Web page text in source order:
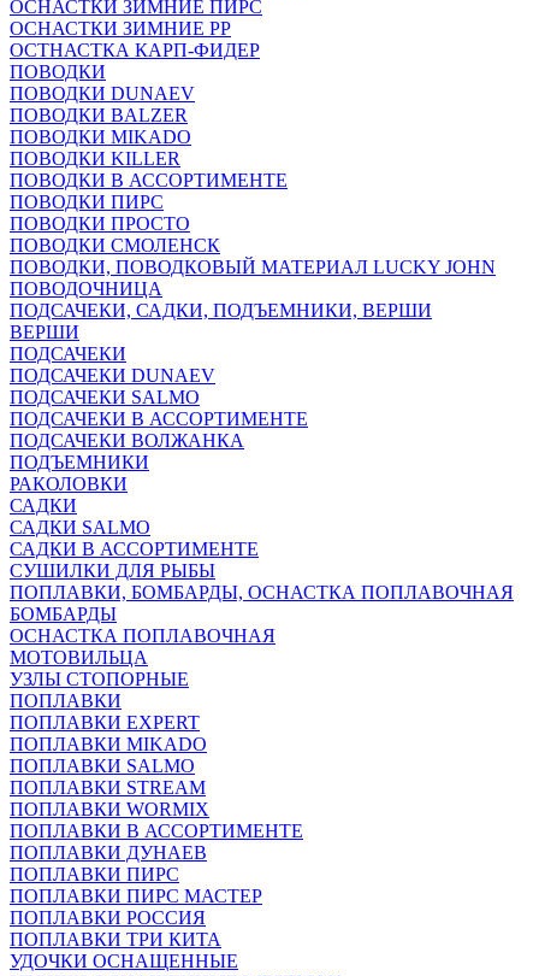
ОСНАСТКИ ЗИМНИЕ ПИРС
ОСНАСТКИ ЗИМНИЕ РР
ОСТНАСТКА КАРП-ФИДЕР
ПОВОДКИ
ПОВОДКИ DUNAEV
ПОВОДКИ BALZER
ПОВОДКИ MIKADO
ПОВОДКИ KILLER
ПОВОДКИ В АССОРТИМЕНТЕ
ПОВОДКИ ПИРС
ПОВОДКИ ПРОСТО
ПОВОДКИ СМОЛЕНСК
ПОВОДКИ, ПОВОДКОВЫЙ МАТЕРИАЛ LUCKY JOHN
ПОВОДОЧНИЦА
ПОДСАЧЕКИ, САДКИ, ПОДЪЕМНИКИ, ВЕРШИ
ВЕРШИ
ПОДСАЧЕКИ
ПОДСАЧЕКИ DUNAEV
ПОДСАЧЕКИ SALMO
ПОДСАЧЕКИ В АССОРТИМЕНТЕ
ПОДСАЧЕКИ ВОЛЖАНКА
ПОДЪЕМНИКИ
РАКОЛОВКИ
САДКИ
САДКИ SALMO
САДКИ В АССОРТИМЕНТЕ
СУШИЛКИ ДЛЯ РЫБЫ
ПОПЛАВКИ, БОМБАРДЫ, ОСНАСТКА ПОПЛАВОЧНАЯ
БОМБАРДЫ
ОСНАСТКА ПОПЛАВОЧНАЯ
МОТОВИЛЬЦА
УЗЛЫ СТОПОРНЫЕ
ПОПЛАВКИ
ПОПЛАВКИ EXPERT
ПОПЛАВКИ MIKADO
ПОПЛАВКИ SALMO
ПОПЛАВКИ STREAM
ПОПЛАВКИ WORMIX
ПОПЛАВКИ В АССОРТИМЕНТЕ
ПОПЛАВКИ ДУНАЕВ
ПОПЛАВКИ ПИРС
ПОПЛАВКИ ПИРС МАСТЕР
ПОПЛАВКИ РОССИЯ
ПОПЛАВКИ ТРИ КИТА
УДОЧКИ ОСНАЩЕННЫЕ